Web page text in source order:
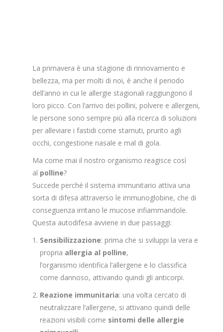
Tempo Libero
SINTOMI
CHI SIAMO
BLOG SALUTE
CONTATTI
AREA RISERVATA
La primavera è una stagione di rinnovamento e
bellezza, ma per molti di noi, è anche il periodo
dell’anno in cui le allergie stagionali raggiungono il
loro picco. Con l’arrivo dei pollini, polvere e allergeni,
le persone sono sempre più alla ricerca di soluzioni
per alleviare i fastidi come starnuti, prurito agli
occhi, congestione nasale e mal di gola.
Ma come mai il nostro organismo reagisce così
al polline?
Succede perché il sistema immunitario attiva una
sorta di difesa attraverso le immunoglobine, che di
conseguenza irritano le mucose infiammandole.
Questa autodifesa avviene in due passaggi:
Sensibilizzazione: prima che si sviluppi la vera e
propria allergia al polline,
l’organismo identifica l’allergene e lo classifica
come dannoso, attivando quindi gli anticorpi.
Reazione immunitaria: una volta cercato di
neutralizzare l’allergene, si attivano quindi delle
reazioni visibili come sintomi delle allergie